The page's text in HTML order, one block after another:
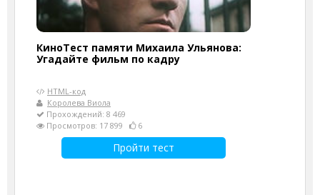
КиноТест памяти Михаила Ульянова:
Угадайте фильм по кадру
HTML-код
Королева Виола
Прохождений: 8 469
Просмотров: 17 899
6
Пройти тест